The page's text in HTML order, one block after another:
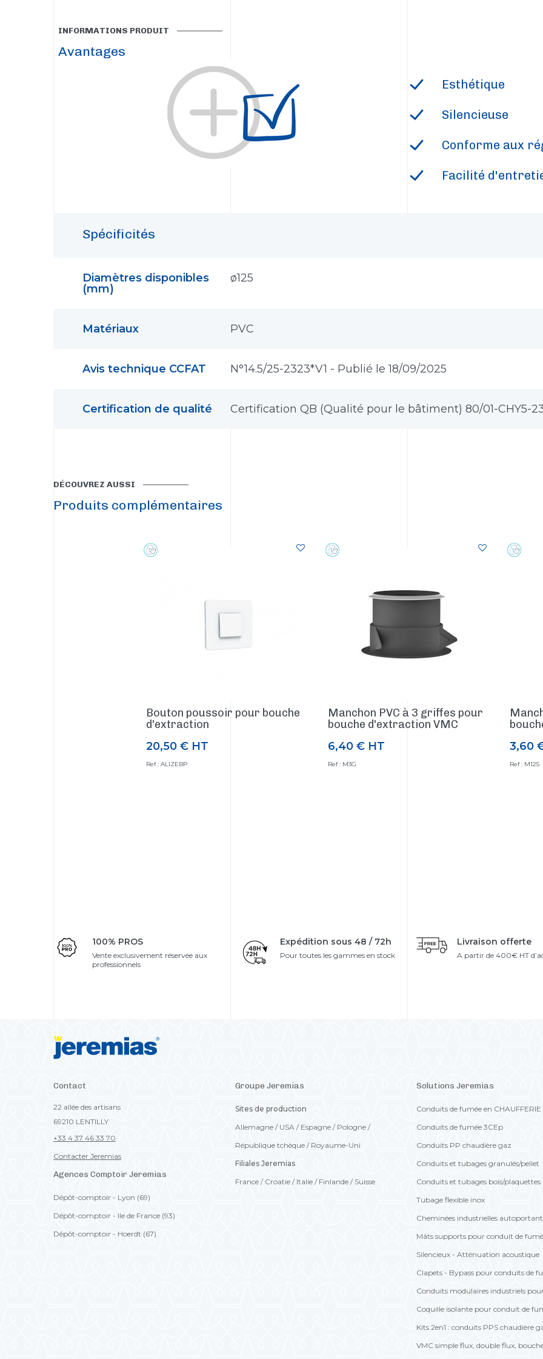
INFORMATIONS PRODUIT
Avantages
Esthétique
Silencieuse
Conforme aux
Facilité
Spécificités
Diamètres disponibles
(mm)
ø125
Matériaux PVC
Avis technique CCFAT N°14.5/25-2323*V1 - Publié le 18/09/2025
Certification de qualité Certification QB (Qualité pour le bâtiment) 80/01-CHY5-
DÉCOUVREZ AUSSI
Produits complémentaires
Bouton poussoir pour bouche
d'extraction
Prix
20,50 € HT
Ref : ALIZEBP
Manchon PVC à 3 griffes pour
bouche d'extraction VMC
Prix
6,40 € HT
Ref : M3G
Prix
3,60
Ref : M125
100% PROS
Vente exclusivement réservée aux
professionnels
Expédition sous 48 / 72h
Pour toutes les gammes en stock
Livraison offerte
A partir de 400€ HT
Contact
22 allée des artisans
69210 LENTILLY
+33 4 37 46 33 70
Contacter Jeremias
Agences Comptoir Jeremias
Dépôt-comptoir - Lyon (69)
Dépôt-comptoir - Ile de France (93)
Dépôt-comptoir - Hoerdt (67)
Groupe Jeremias
Sites de production
Allemagne/ USA/ Espagne/ Pologne/
République tchèque/ Royaume-Uni
Filiales Jeremias
France / Croatie/ Italie/ Finlande/ Suisse
Solutions Jeremias
Conduits de fumée en CHAUFFERIE
Conduits de fumée 3CEp
Conduits PP chaudière gaz
Conduits et tubages granulés/pellet
Conduits et tubages bois/plaquettes
Tubage flexible inox
Cheminées industrielles
Mâts supports pour conduit de
Silencieux - Atténuation acoustique
Clapets - Bypass pour conduits de
Conduits modulaires industriels
Coquille isolante pour conduit de
Kits 2en1 : conduits PPS chaudière
VMC simple flux, double flux,